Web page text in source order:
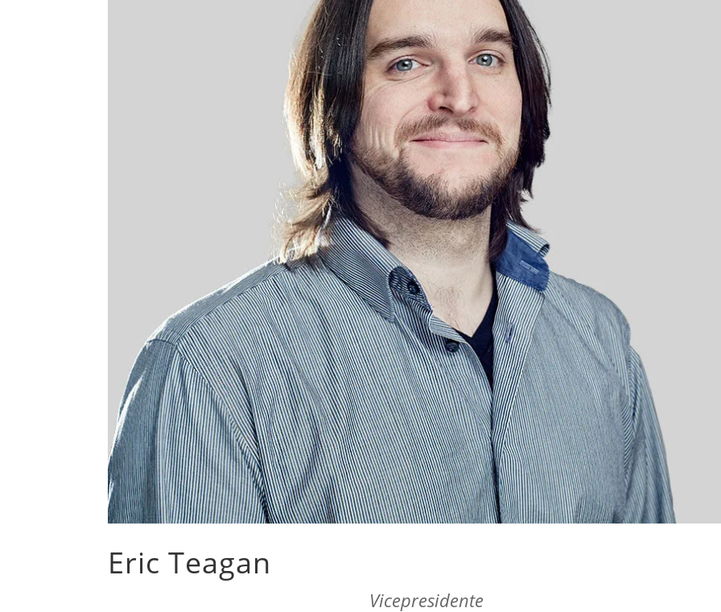
Eric Teagan
Vicepresidente